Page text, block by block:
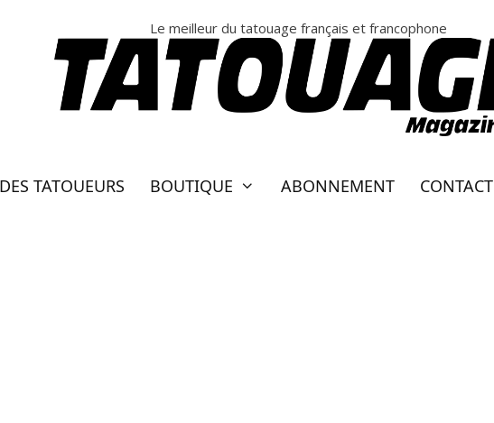
Le meilleur du tatouage français et francophone
TATOUEURS BOUTIQUE ABONNEMENT CONTACT